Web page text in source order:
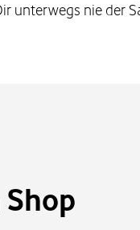
unterwegs nie der